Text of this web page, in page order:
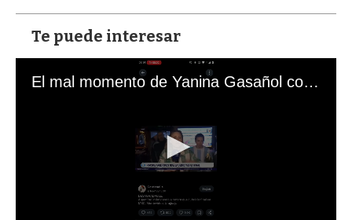
Te puede interesar
El mal momento de Yanina Gasañol con un hincha argentino en "Subrayado"